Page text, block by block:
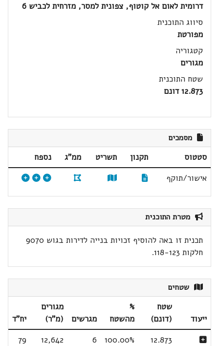
דרומית לאום אל קוטוף, צפונית למסר, מזרחית לכביש 6
סיווג התוכנית
מפורטת
קטגוריה
מגורים
שטח התוכנית
12.873 דונם
מסמכים
סטטוס תקנון תשריט ממ"ג
נספח
אישור/תוקף
מטרת התוכנית
תכנית זו באה להוסיף זכויות בנייה לדירות בגוש 9070
חלקות 118-123.
שטחים
ייעוד
שטח
(דונם)
%
מהשטח
מגרשים
מגורים
(מ"ר)
יח"ד
12.873
100.00%
6
12,642
79